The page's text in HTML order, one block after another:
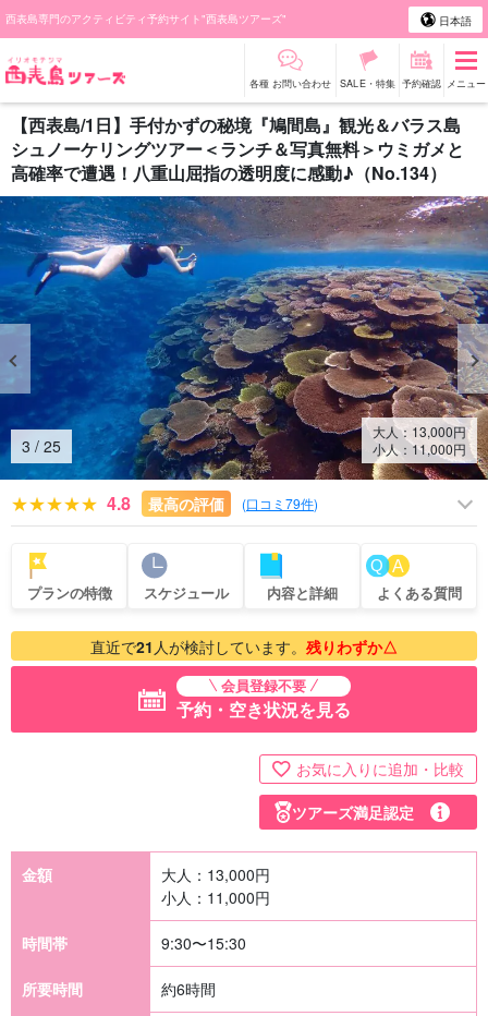
西表島専門のアクティビティ予約サイト"西表島ツアーズ" 日本語
各種 お問い合わせ SALE・特集 予約確認 メニュー
【西表島/1日】手付かずの秘境『鳩間島』観光＆バラス島
シュノーケリングツアー＜ランチ＆写真無料＞ウミガメと
高確率で遭遇！八重山屈指の透明度に感動♪（No.134）
4 / 25
大人： 13,000円
小人：11,000円
4.8 最高の評価 (口コミ79件)
プランの特徴 スケジュール 内容と詳細 よくある質問
直近で21 人が検討しています。 残りわずか△
会員登録不要
予約・空き状況を見る
お気に入りに追加・比較
ツアーズ満足認定
金額 大人： 13,000円
小人： 11,000円
時間帯 9:30〜15:30
所要時間 約6時間